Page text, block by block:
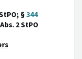
§344
2 StPO